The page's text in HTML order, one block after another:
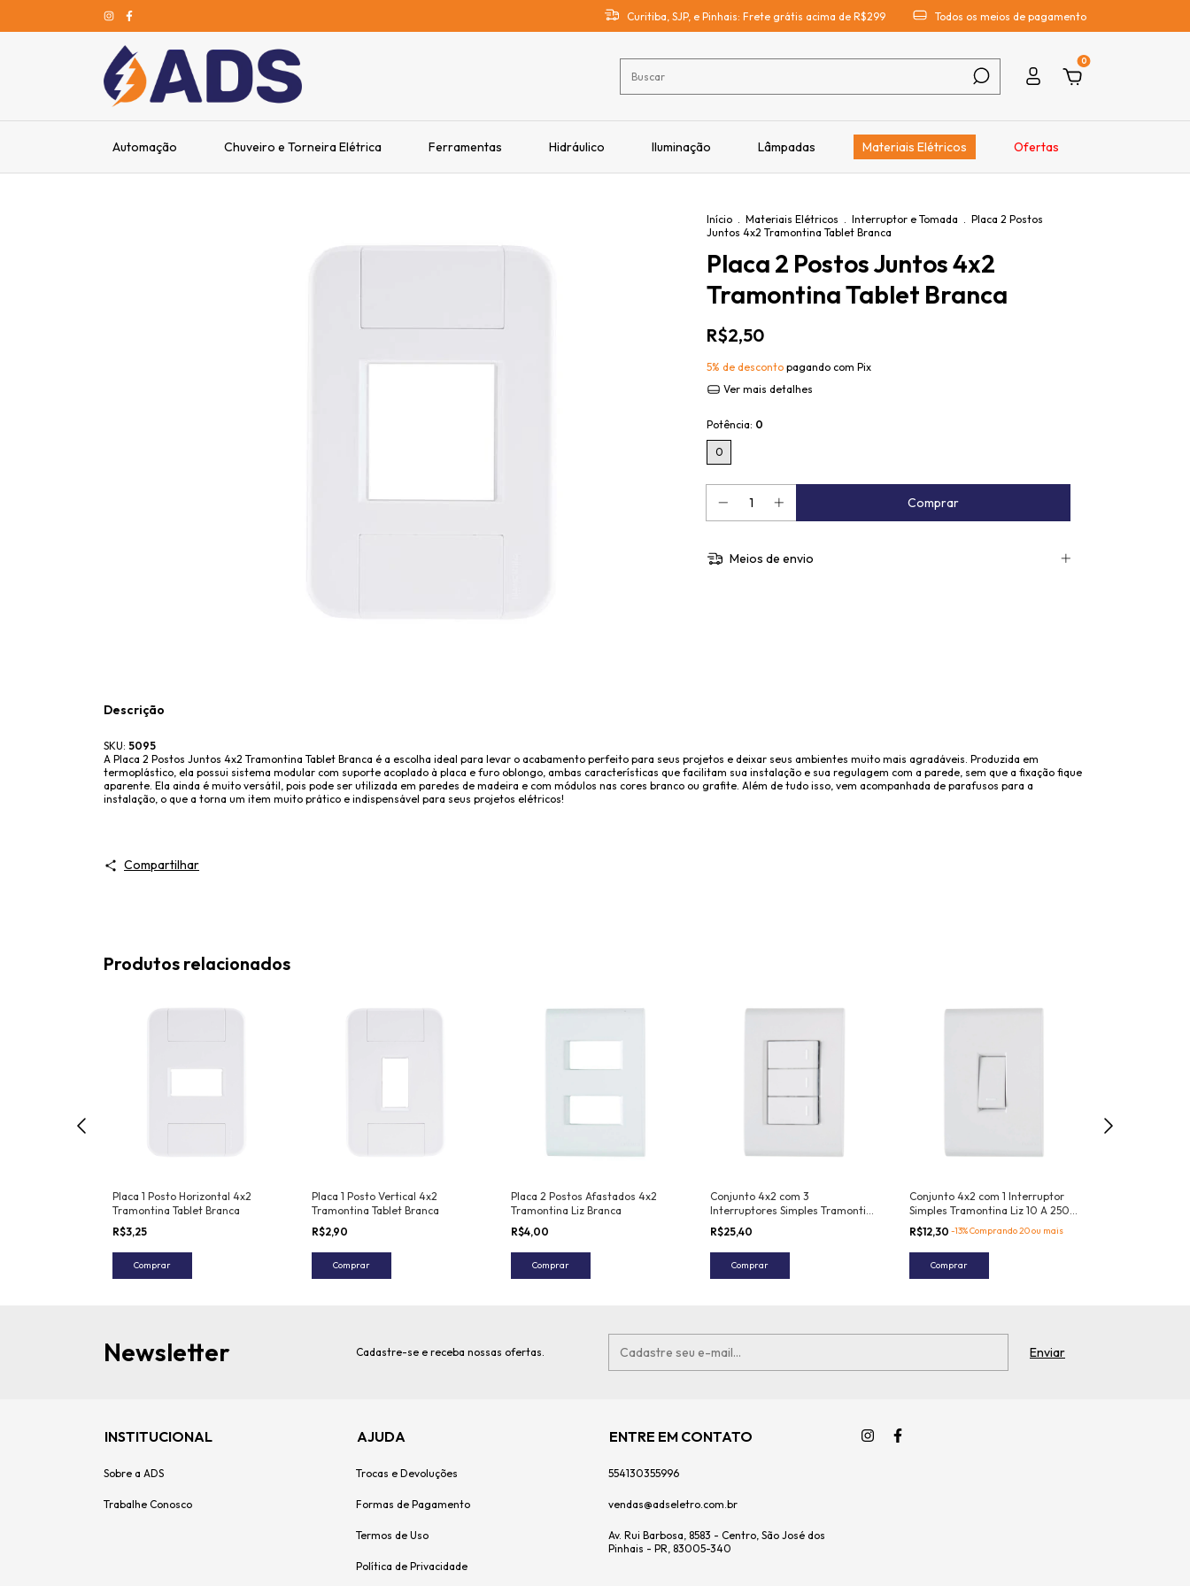
Curitiba, SJP, e Pinhais: Frete grátis acima de R$299 Todos os meios de pagamento
0
Automação Chuveiro e Torneira Elétrica Ferramentas Hidráulico Iluminação Lâmpadas Materiais Elétricos Ofertas
Início . Materiais Elétricos . Interruptor e Tomada . Placa 2 Postos
Juntos 4x2 Tramontina Tablet Branca
Placa 2 Postos Juntos 4x2
Tramontina Tablet Branca
R$2,50
5% de desconto pagando com Pix
Ver mais detalhes
Potência: 0
0
Meios de envio
Descrição
SKU: 5095
A Placa 2 Postos Juntos 4x2 Tramontina Tablet Branca é a escolha ideal para levar o acabamento perfeito para seus projetos e deixar seus ambientes muito mais agradáveis. Produzida em
termoplástico, ela possui sistema modular com suporte acoplado à placa e furo oblongo, ambas características que facilitam sua instalação e sua regulagem com a parede, sem que a fixação fique
aparente. Ela ainda é muito versátil, pois pode ser utilizada em paredes de madeira e com módulos nas cores branco ou grafite. Além de tudo isso, vem acompanhada de parafusos para a
instalação, o que a torna um item muito prático e indispensável para seus projetos elétricos!
Compartilhar
Produtos relacionados
Placa 1 Posto Horizontal 4x2
Tramontina Tablet Branca
R$3,25
Comprar
Placa 1 Posto Vertical 4x2
Tramontina Tablet Branca
R$2,90
Comprar
Placa 2 Postos Afastados 4x2
Tramontina Liz Branca
R$4,00
Comprar
Conjunto 4x2 com 3
Interruptores Simples Tramontina
Liz 10 A 250 V Branco
R$25,40
Comprar
Conjunto 4x2 com 1 Interruptor
Simples Tramontina Liz 10 A 250
V Branco
R$12,30 -13% Comprando 20 ou mais
Comprar
Newsletter Cadastre-se e receba nossas ofertas.
INSTITUCIONAL
Sobre a ADS
Trabalhe Conosco
AJUDA
Trocas e Devoluções
Formas de Pagamento
Termos de Uso
Política de Privacidade
ENTRE EM CONTATO
554130355996
vendas@adseletro.com.br
Av. Rui Barbosa, 8583 - Centro, São José dos
Pinhais - PR, 83005-340